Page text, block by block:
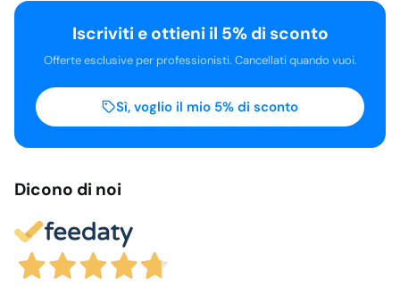
Dicono di noi
Iscriviti e ottieni il 5% di sconto
Offerte esclusive per professionisti. Cancellati quando vuoi.
Sì, voglio il mio 5% di sconto